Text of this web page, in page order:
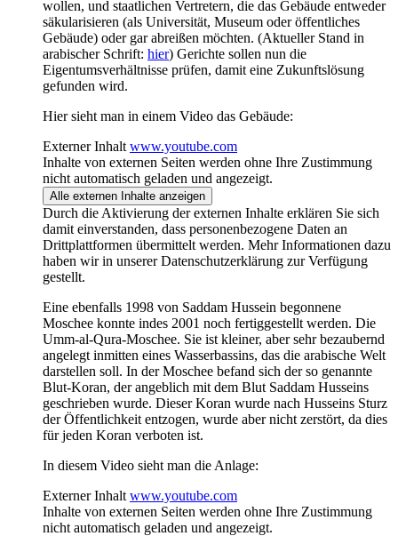
wollen, und staatlichen Vertretern, die das Gebäude entweder
säkularisieren (als Universität, Museum oder öffentliches
Gebäude) oder gar abreißen möchten. (Aktueller Stand in
arabischer Schrift: hier) Gerichte sollen nun die
Eigentumsverhältnisse prüfen, damit eine Zukunftslösung
gefunden wird.
Hier sieht man in einem Video das Gebäude:
Externer Inhalt www.youtube.com
Inhalte von externen Seiten werden ohne Ihre Zustimmung
nicht automatisch geladen und angezeigt.
Alle externen Inhalte anzeigen
Durch die Aktivierung der externen Inhalte erklären Sie sich
damit einverstanden, dass personenbezogene Daten an
Drittplattformen übermittelt werden. Mehr Informationen dazu
haben wir in unserer Datenschutzerklärung zur Verfügung
gestellt.
Eine ebenfalls 1998 von Saddam Hussein begonnene
Moschee konnte indes 2001 noch fertiggestellt werden. Die
Umm-al-Qura-Moschee. Sie ist kleiner, aber sehr bezaubernd
angelegt inmitten eines Wasserbassins, das die arabische Welt
darstellen soll. In der Moschee befand sich der so genannte
Blut-Koran, der angeblich mit dem Blut Saddam Husseins
geschrieben wurde. Dieser Koran wurde nach Husseins Sturz
der Öffentlichkeit entzogen, wurde aber nicht zerstört, da dies
für jeden Koran verboten ist.
In diesem Video sieht man die Anlage:
Externer Inhalt www.youtube.com
Inhalte von externen Seiten werden ohne Ihre Zustimmung
nicht automatisch geladen und angezeigt.